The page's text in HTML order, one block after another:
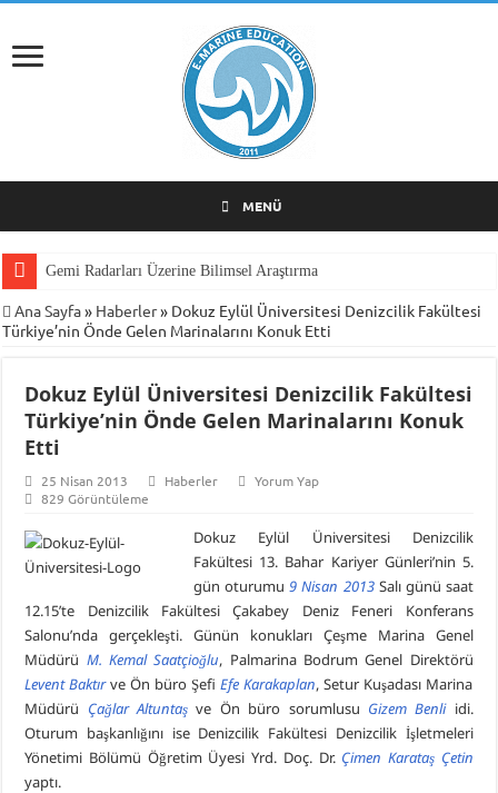
MENÜ
Gemi Radarları Üzerine Bilimsel Araştırma
Ana Sayfa» Haberler» Dokuz Eylül Üniversitesi Denizcilik Fakültesi
Türkiye’nin Önde Gelen Marinalarını Konuk Etti
Dokuz Eylül Üniversitesi Denizcilik Fakültesi
Türkiye’nin Önde Gelen Marinalarını Konuk
Etti
25 Nisan 2013 Haberler
Yorum Yap
829 Görüntüleme
Dokuz Eylül Üniversitesi Denizcilik
Fakültesi 13. Bahar Kariyer Günleri’nin 5.
gün oturumu9 Nisan 2013Salı günü saat
12.15’te Denizcilik Fakültesi Çakabey Deniz Feneri Konferans
Salonu’nda gerçekleşti. Günün konukları Çeşme Marina Genel
Müdürü M. Kemal Saatçioğlu, Palmarina Bodrum Genel Direktörü
Levent Baktırve Ön büro Şefi Efe Karakaplan, Setur Kuşadası Marina
Müdürü Çağlar Altuntaş ve Ön büro sorumlusu Gizem Benliidi.
Oturum başkanlığını ise Denizcilik Fakültesi Denizcilik İşletmeleri
Yönetimi Bölümü Öğretim Üyesi Yrd. Doç. Dr. Çimen Karataş Çetin
yaptı.